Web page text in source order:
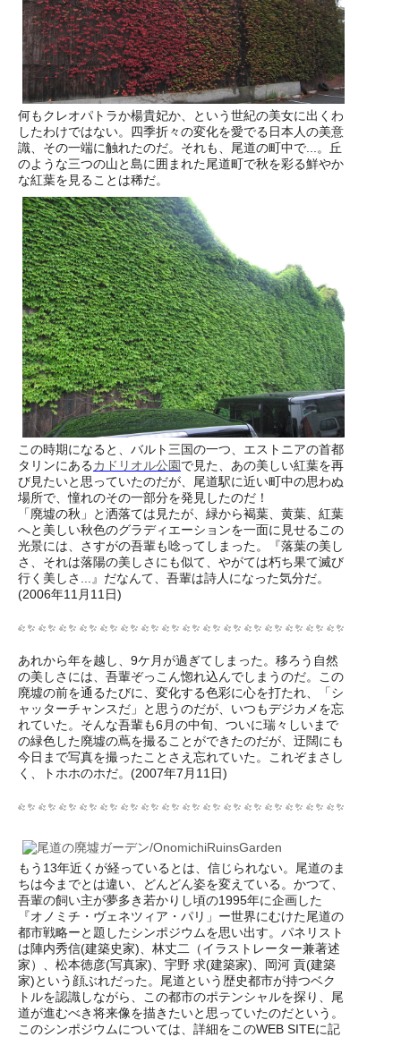
何もクレオパトラか楊貴妃か、という世紀の美女に出くわ
したわけではない。四季折々の変化を愛でる日本人の美意
識、その一端に触れたのだ。それも、尾道の町中で...。丘
のような三つの山と島に囲まれた尾道町で秋を彩る鮮やか
な紅葉を見ることは稀だ。
この時期になると、バルト三国の一つ、エストニアの首都
タリンにあるカドリオル公園で見た、あの美しい紅葉を再
び見たいと思っていたのだが、尾道駅に近い町中の思わぬ
場所で、憧れのその一部分を発見したのだ！
「廃墟の秋」と洒落ては見たが、緑から褐葉、黄葉、紅葉
へと美しい秋色のグラディエーションを一面に見せるこの
光景には、さすがの吾輩も唸ってしまった。『落葉の美し
さ、それは落陽の美しさにも似て、やがては朽ち果て滅び
行く美しさ...』だなんて、吾輩は詩人になった気分だ。
(2006年11月11日)
あれから年を越し、9ケ月が過ぎてしまった。移ろう自然
の美しさには、吾輩ぞっこん惚れ込んでしまうのだ。この
廃墟の前を通るたびに、変化する色彩に心を打たれ、「シ
ャッターチャンスだ」と思うのだが、いつもデジカメを忘
れていた。そんな吾輩も6月の中旬、ついに瑞々しいまで
の緑色した廃墟の蔦を撮ることができたのだが、迂闊にも
今日まで写真を撮ったことさえ忘れていた。これぞまさし
く、トホホのホだ。(2007年7月11日)
もう13年近くが経っているとは、信じられない。尾道のま
ちは今までとは違い、どんどん姿を変えている。かつて、
吾輩の飼い主が夢多き若かりし頃の1995年に企画した
『オノミチ・ヴェネツィア・パリ」ー世界にむけた尾道の
都市戦略ーと題したシンポジウムを思い出す。パネリスト
は陣内秀信(建築史家)、林丈二（イラストレーター兼著述
家）、松本徳彦(写真家)、宇野 求(建築家)、岡河 貢(建築
家)という顔ぶれだった。尾道という歴史都市が持つベク
トルを認識しながら、この都市のポテンシャルを探り、尾
道が進むべき将来像を描きたいと思っていたのだという。
このシンポジウムについては、詳細をこのWEB SITEに記